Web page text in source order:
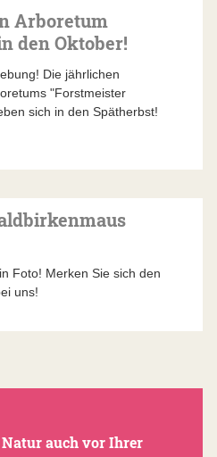
Arboretum
den Oktober!
Die jährlichen
"Forstmeister
sich in den Spätherbst!
Foto! Merken Sie sich den
uns!
Natur auch vor Ihrer